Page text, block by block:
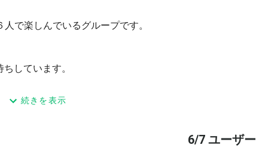
で楽しんでいるグループです。
しています。
を優先いたします（男女比 2:4, 3:3, 4:2 何れか）
続きを表示
6/7 ユーザー